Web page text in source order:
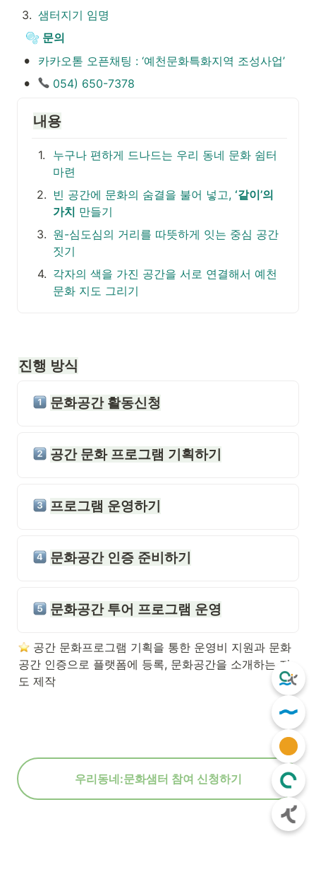
3. 샘터지기 임명
🫧 문의
• 카카오톧 오픈채팅 : ‘예천문화특화지역 조성사업’
• 054) 650-7378
내용
1.
누구나 편하게 드나드는 우리 동네 문화 쉼터
마련
2. 빈 공간에 문화의 숨결을 불어 넣고, ‘같이’의
가치 만들기
3. 원-심도심의 거리를 따뜻하게 잇는 중심 공간
짓기
4. 각자의 색을 가진 공간을 서로 연결해서 예천
문화 지도 그리기
진행 방식
문화공간 활동신청
공간 문화 프로그램 기획하기
프로그램 운영하기
문화공간 인증 준비하기
문화공간 투어 프로그램 운영
공간 문화프로그램 기획을 통한 운영비 지원과 문화
공간 인증으로 플랫폼에 등록, 문화공간을 소개하는 지
도 제작
우리동네:문화샘터 참여 신청하기